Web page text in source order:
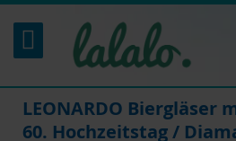
Inhalt
springen
LEONARDO Biergläser
60. Hochzeitstag /